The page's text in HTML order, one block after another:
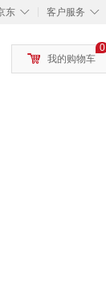
◇
东 ◇
客户服务
0
我的购物车